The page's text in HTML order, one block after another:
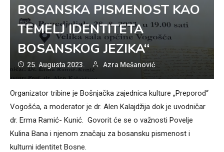
BOSANSKA PISMENOST KAO
TEMELJ IDENTITETA
BOSANSKOG JEZIKA“
25. Augusta 2023. Azra Mešanović
Organizator tribine je Bošnjačka zajednica kulture „Preporod“
Vogošća, a moderator je dr. Alen Kalajdžija dok je uvodničar
dr. Erma Ramić- Kunić. Govorit će se o važnosti Povelje
Kulina Bana i njenom značaju za bosansku pismenost i
kulturni identitet Bosne.